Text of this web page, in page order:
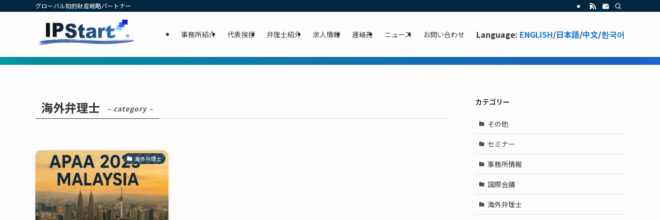
グローバル知的財産戦略パートナー
事務所紹介 代表挨拶 弁理士紹介 求人情報 連絡先 ニュース お問い合わせ Language: ENGLISH/日本語/中文/한국어
海外弁理士 – category –
海外弁理士
カテゴリー
その他
セミナー
事務所情報
国際会議
海外弁理士